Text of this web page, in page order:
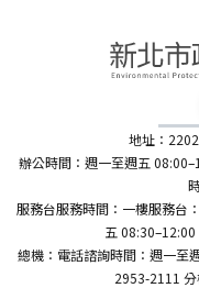
地址：
辦公時間：週一至週五
服務台服務時間：一樓服務台
五 08:30–12:00
總機：電話諮詢時間：週一至
2953-2111